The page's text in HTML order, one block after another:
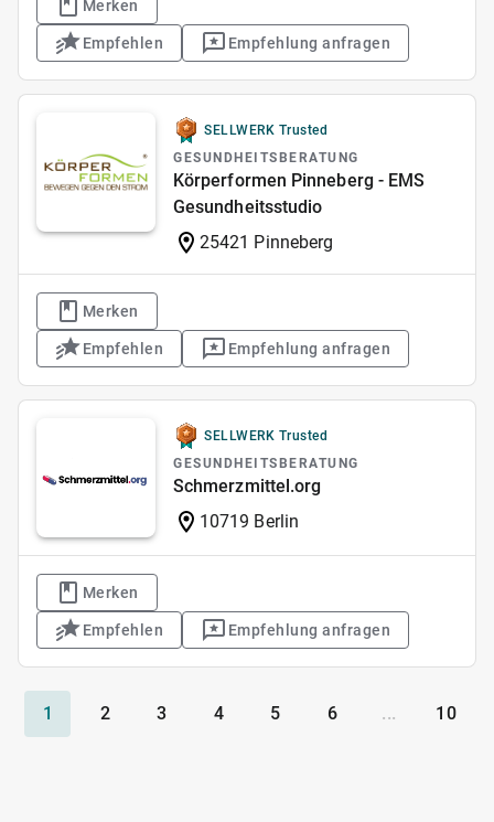
Merken
Empfehlen Empfehlung anfragen
SELLWERK Trusted
GESUNDHEITSBERATUNG
Körperformen Pinneberg - EMS
Gesundheitsstudio
25421 Pinneberg
Merken
Empfehlen Empfehlung anfragen
SELLWERK Trusted
GESUNDHEITSBERATUNG
Schmerzmittel.org
10719 Berlin
Merken
Empfehlen Empfehlung anfragen
1 2 3 4 5 6 ... 10